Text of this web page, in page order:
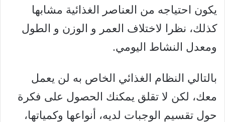
يكون احتياجه من العناصر الغذائية مشابها
كذلك، نظرا لاختلاف العمر و الوزن و الطول
ومعدل النشاط اليومي.
بالتالي النظام الغذائي الخاص به لن يعمل
معك، لكن لا تقلق يمكنك الحصول على فكرة
حول تقسيم الوجبات لديه، أنواعها وكمياتها،